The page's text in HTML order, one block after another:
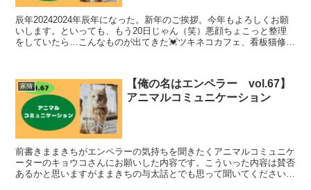
辰年20242024年辰年になった。新年のご挨拶。今年もよろしくお願
いします。といっても、もう20日じゃん（笑）悪顔ちょこっと整理
をしていたら…こんなものが出てきた💓ツキネコカフェ、看板猫修行
家猫
【俺の名はエンペラー vol.67】
アニマルコミュニケーション
前書きままきちがエンペラーの気持ちを聞きたくアニマルコミュニケ
ーターのキョウコさんにお願いした内容です。こういった内容は賛否
あるかと思いますがままきちの与太話とでも思って聞いてください。